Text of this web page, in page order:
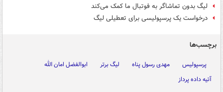
لیگ بدون تماشاگر به فوتبال ما کمک می‌کند
درخواست یک پرسپولیسی برای تعطیلی لیگ
برچسب‌ها
پرسپولیس مهدی رسول پناه لیگ برتر
ابوالفضل امان الله
آتیه داده پرداز